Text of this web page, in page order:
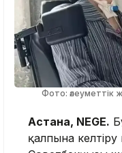
Фото: әлеуметтік
Астана, NEGE.
қалпына